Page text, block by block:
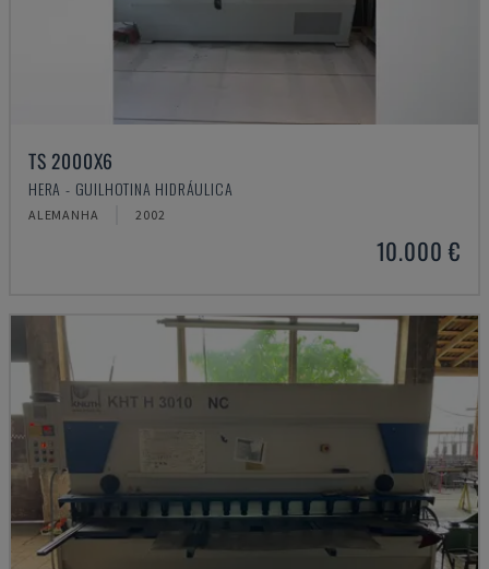
TS 2000X6
HERA - GUILHOTINA HIDRÁULICA
ALEMANHA 2002
10.000 €